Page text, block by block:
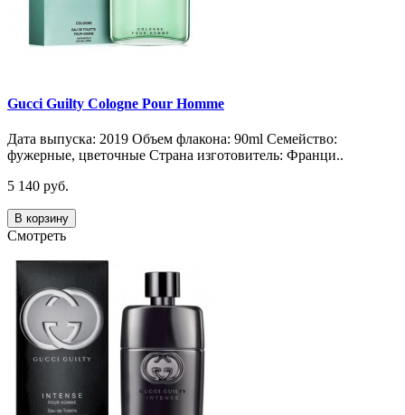
Gucci Guilty Cologne Pour Homme
Дата выпуска: 2019 Объем флакона: 90ml Семейство:
фужерные, цветочные Страна изготовитель: Франци..
5 140 руб.
В корзину
Смотреть